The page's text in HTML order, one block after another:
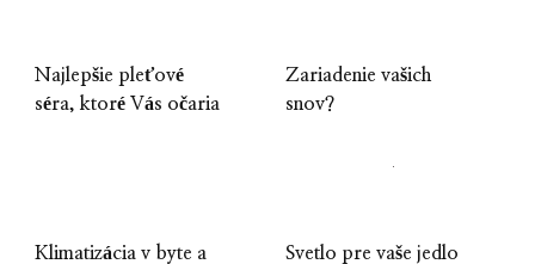
Najlepšie pleťové
séra, ktoré Vás očaria
Zariadenie vašich
snov?
Klimatizácia v byte a
Svetlo pre vaše jedlo